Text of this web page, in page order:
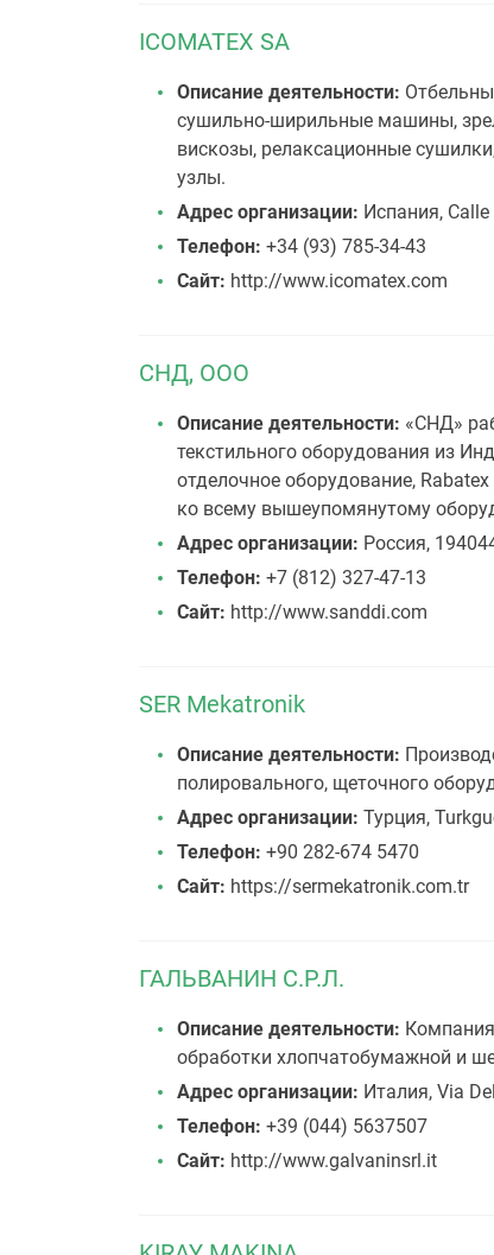
ICOMATEX SA
Описание деятельности:
сушильно-ширильные машины,
вискозы, релаксационные
узлы.
Адрес организации: Испания,
Телефон: +34 (93) 785-34-43
Сайт: http://www.icomatex.com
СНД, ООО
Описание деятельности: «СНД»
текстильного оборудования из
отделочное оборудование,
ко всему вышеупомянутому
Адрес организации: Россия,
Телефон: +7 (812) 327-47-13
Сайт: http://www.sanddi.com
SER Mekatronik
Описание деятельности:
полировального, щеточного
Адрес организации: Турция,
Телефон: +90 282-674 5470
Сайт: https://sermekatronik.com.tr
ГАЛЬВАНИН С.Р.Л.
Описание деятельности:
обработки хлопчатобумажной и
Адрес организации: Италия, Via
Телефон: +39 (044) 5637507
Сайт: http://www.galvaninsrl.it